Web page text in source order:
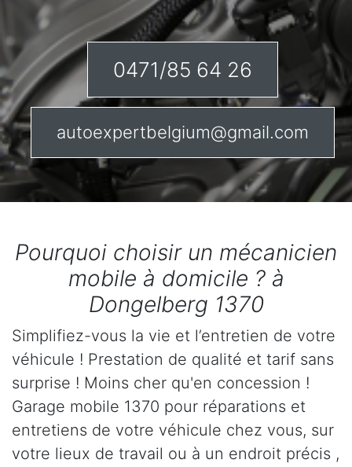
0471/85 64 26
autoexpertbelgium@gmail.com
Pourquoi choisir un mécanicien
mobile à domicile ? à
Dongelberg 1370
Simplifiez-vous la vie et l’entretien de votre
véhicule ! Prestation de qualité et tarif sans
surprise ! Moins cher qu'en concession !
Garage mobile 1370 pour réparations et
entretiens de votre véhicule chez vous, sur
votre lieux de travail ou à un endroit précis ,